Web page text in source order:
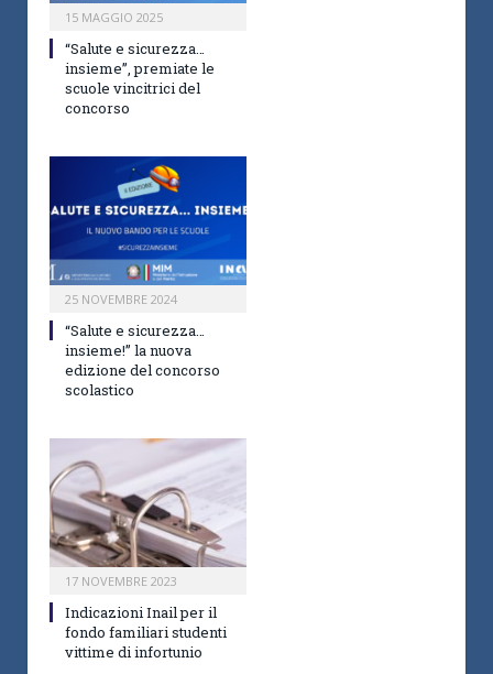
15 MAGGIO 2025
“Salute e sicurezza…
insieme”, premiate le
scuole vincitrici del
concorso
25 NOVEMBRE 2024
“Salute e sicurezza…
insieme!” la nuova
edizione del concorso
scolastico
17 NOVEMBRE 2023
Indicazioni Inail per il
fondo familiari studenti
vittime di infortunio